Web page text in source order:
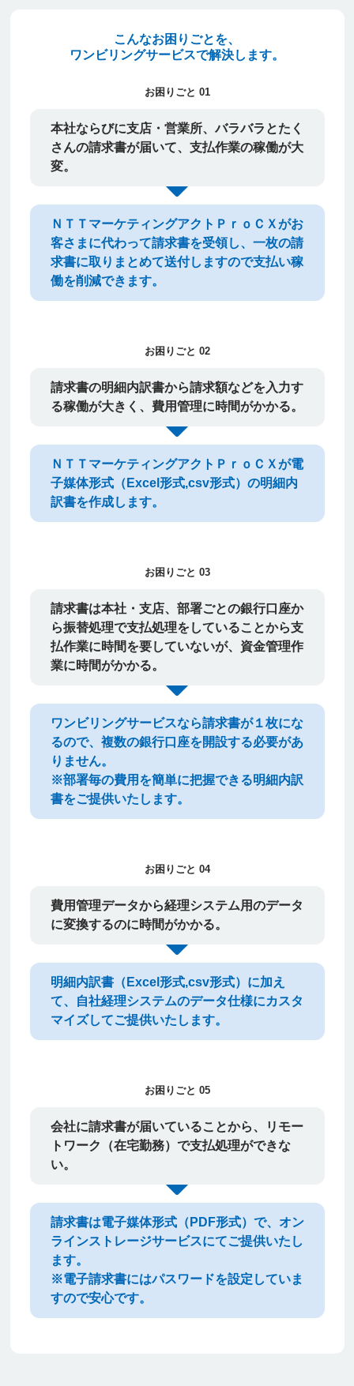
こんなお困りごとを、
ワンビリングサービスで解決します。
お困りごと 01
本社ならびに支店・営業所、バラバラとたく
さんの請求書が届いて、支払作業の稼働が大
変。
ＮＴＴマーケティングアクトＰｒｏＣＸがお
客さまに代わって請求書を受領し、 一枚の請
求書に取りまとめて送付しますので支払い稼
働を削減できます。
お困りごと 02
請求書の明細内訳書から請求額などを入力す
る稼働が大きく、費用管理に時間がかかる。
ＮＴＴマーケティングアクトＰｒｏＣＸが電
子媒体形式（Excel形式,csv形式）の明細内
訳書を作成します。
お困りごと 03
請求書は本社・支店、部署ごとの銀行口座か
ら振替処理で支払処理をしていることから支
払作業に時間を要していないが、資金管理作
業に時間がかかる。
ワンビリングサービスなら請求書が１枚にな
るので、複数の銀行口座を開設する必要があ
りません。
※部署毎の費用を簡単に把握できる明細内訳
書をご提供いたします。
お困りごと 04
費用管理データから経理システム用のデータ
に変換するのに時間がかかる。
明細内訳書（Excel形式,csv形式）に加え
て、自社経理システムのデータ仕様にカスタ
マイズしてご提供いたします。
お困りごと 05
会社に請求書が届いていることから、リモー
トワーク（在宅勤務）で支払処理ができな
い。
請求書は電子媒体形式（PDF形式）で、オン
ラインストレージサービスにてご提供いたし
ます。
※電子請求書にはパスワードを設定していま
すので安心です。